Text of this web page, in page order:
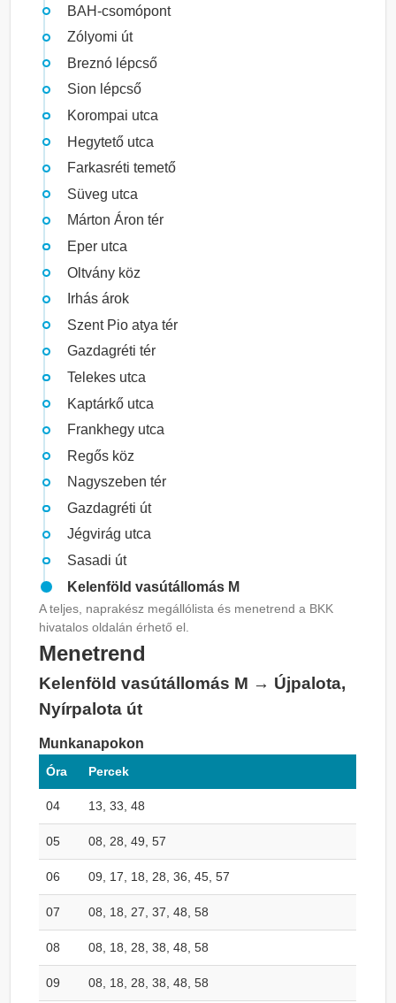
BAH-csomópont
Zólyomi út
Breznó lépcső
Sion lépcső
Korompai utca
Hegytető utca
Farkasréti temető
Süveg utca
Márton Áron tér
Eper utca
Oltvány köz
Irhás árok
Szent Pio atya tér
Gazdagréti tér
Telekes utca
Kaptárkő utca
Frankhegy utca
Regős köz
Nagyszeben tér
Gazdagréti út
Jégvirág utca
Sasadi út
Kelenföld vasútállomás M
A teljes, naprakész megállólista és menetrend a BKK
hivatalos oldalán érhető el.
Menetrend
Kelenföld vasútállomás M → Újpalota,
Nyírpalota út
Munkanapokon
Óra Percek
04 13, 33, 48
05 08, 28, 49, 57
06 09, 17, 18, 28, 36, 45, 57
07 08, 18, 27, 37, 48, 58
08 08, 18, 28, 38, 48, 58
09 08, 18, 28, 38, 48, 58